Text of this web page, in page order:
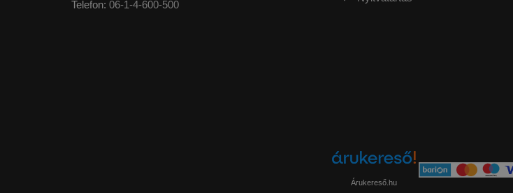
Telefon: 06-1-4-600-500
Árukereső.hu